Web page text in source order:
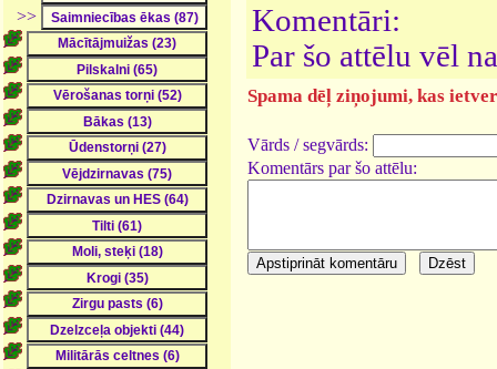
>>
Komentāri:
Par šo attēlu vēl
Spama dēļ ziņojumi, kas
Vārds / segvārds:
Komentārs par šo attēlu: